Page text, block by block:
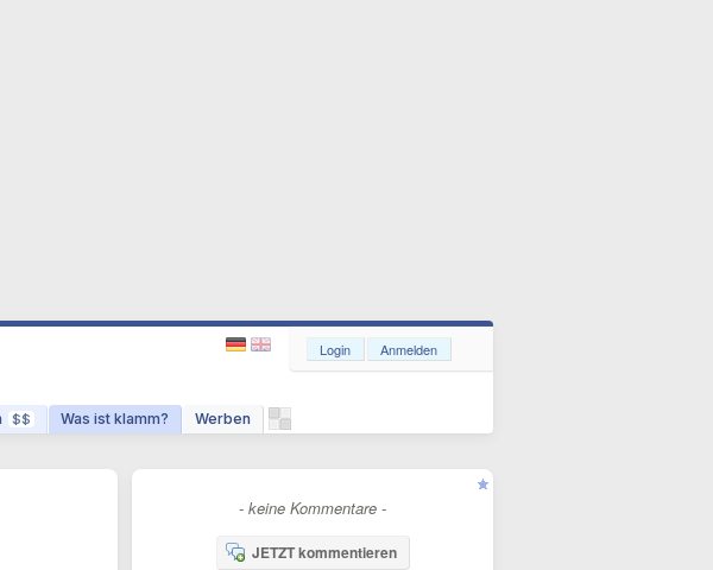
$$ Was ist klamm? Werben
Login Anmelden
- keine Kommentare -
JETZT kommentieren